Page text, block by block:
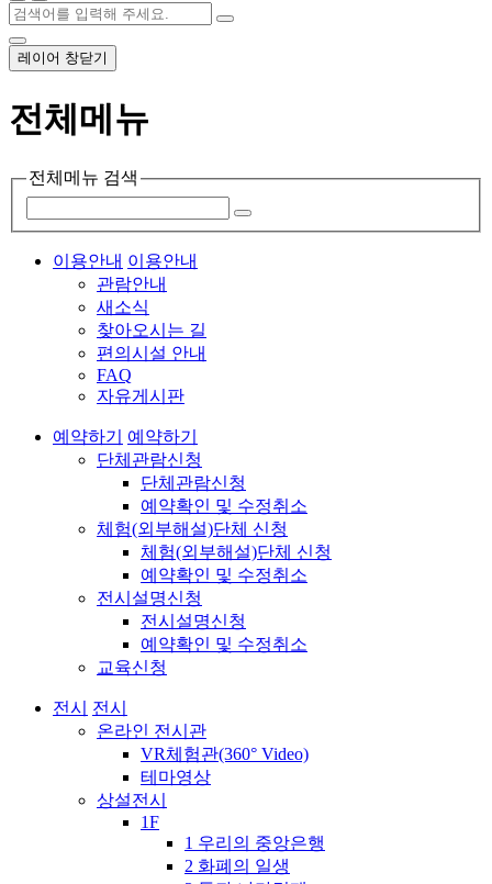
레이어 창닫기
전체메뉴
전체메뉴 검색
이용안내 이용안내
관람안내
새소식
찾아오시는 길
편의시설 안내
FAQ
자유게시판
예약하기
예약하기
단체관람신청
단체관람신청
예약확인 및 수정취소
체험(외부해설)단체 신청
체험(외부해설)단체 신청
예약확인 및 수정취소
전시설명신청
전시설명신청
예약확인 및 수정취소
교육신청
전시
전시
온라인 전시관
VR체험관(360° Video)
테마영상
상설전시
1F
1 우리의 중앙은행
2 화폐의 일생